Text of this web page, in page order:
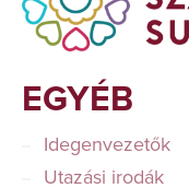
EGYÉB
Idegenvezetők
Utazási irodák